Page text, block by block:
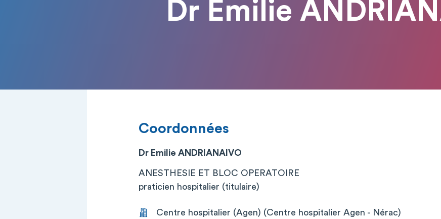
Dr Emilie
Coordonnées
Dr Emilie ANDRIANAIVO
ANESTHESIE ET BLOC OPERATOIRE
praticien hospitalier (titulaire)
Centre hospitalier (Agen) (Centre hospitalier Agen - Nérac)